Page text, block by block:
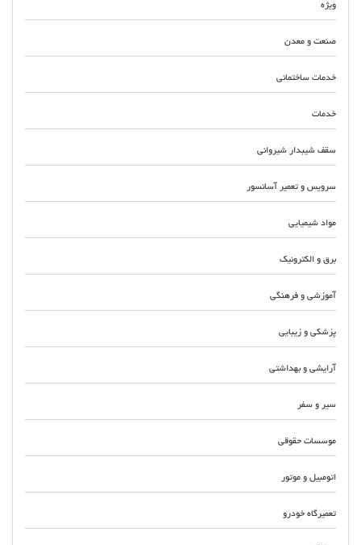
ویژه
صنعت و معدن
خدمات ساختمانی
خدمات
سقف شیبدار شیروانی
سرویس و تعمیر آسانسور
مواد شیمیایی
برق و الکترونیک
آموزشی و فرهنگی
پزشکی و زیبایی
آرایشی و بهداشتی
سیر و سفر
موسسات حقوقی
اتومبیل و موتور
تعمیرگاه خودرو